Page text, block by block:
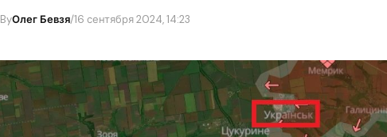
ByОлег Бевзя/16 сентября 2024, 14:23